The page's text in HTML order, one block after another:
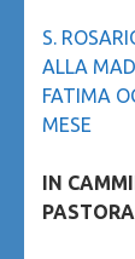
S.
ALLA
FATIMA
MESE
IN